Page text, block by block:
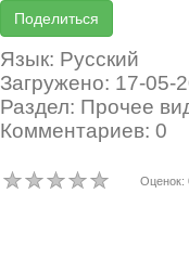
Язык: Русский
Загружено: 17-05-
Раздел: Прочее
Комментариев: 0
Оценок: